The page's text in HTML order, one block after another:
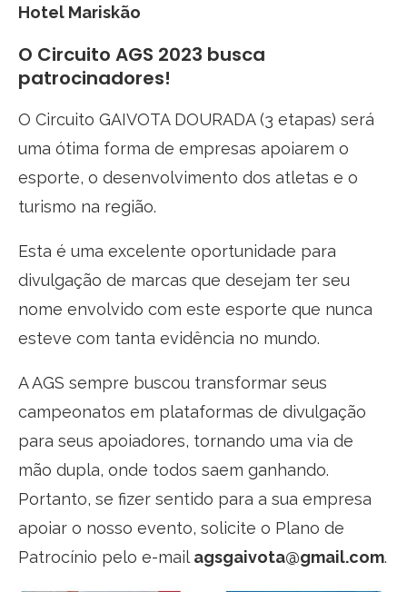
Hotel Mariskão
O Circuito AGS 2023 busca
patrocinadores!
O Circuito GAIVOTA DOURADA (3 etapas) será
uma ótima forma de empresas apoiarem o
esporte, o desenvolvimento dos atletas e o
turismo na região.
Esta é uma excelente oportunidade para
divulgação de marcas que desejam ter seu
nome envolvido com este esporte que nunca
esteve com tanta evidência no mundo.
A AGS sempre buscou transformar seus
campeonatos em plataformas de divulgação
para seus apoiadores, tornando uma via de
mão dupla, onde todos saem ganhando.
Portanto, se fizer sentido para a sua empresa
apoiar o nosso evento, solicite o Plano de
Patrocínio pelo e-mail agsgaivota@gmail.com.